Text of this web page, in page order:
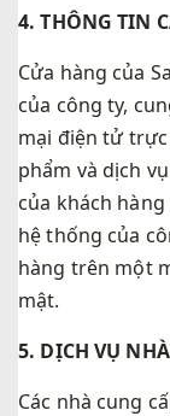
4. THÔNG TIN
Cửa hàng của
của công ty,
mại điện tử
phẩm và dịch
của khách
hệ thống của
hàng trên một
mật.
5. DỊCH VỤ
Các nhà cung